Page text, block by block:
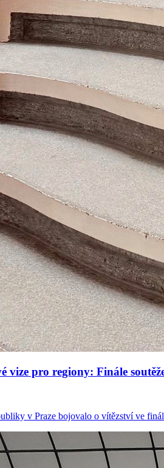
vize pro regiony: Finále
v Praze bojovalo o vítězství ve